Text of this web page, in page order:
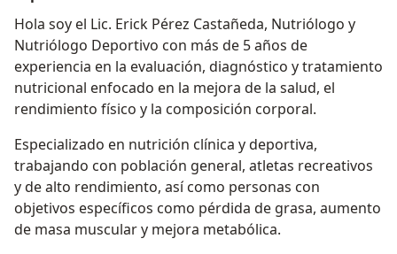
Hola soy el Lic. Erick Pérez Castañeda, Nutriólogo y
Nutriólogo Deportivo con más de 5 años de
experiencia en la evaluación, diagnóstico y tratamiento
nutricional enfocado en la mejora de la salud, el
rendimiento físico y la composición corporal.
Especializado en nutrición clínica y deportiva,
trabajando con población general, atletas recreativos
y de alto rendimiento, así como personas con
objetivos específicos como pérdida de grasa, aumento
de masa muscular y mejora metabólica.